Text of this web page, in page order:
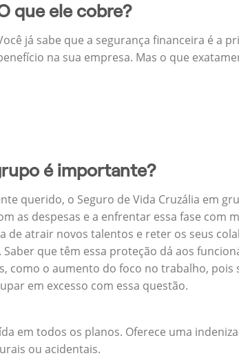
que ele cobre?
já sabe que a segurança financeira é a
na sua empresa. Mas o que
é importante?
querido, o Seguro de Vida Cruzália em
as despesas e a enfrentar essa fase com
de atrair novos talentos e reter os seus
que têm essa proteção dá aos
como o aumento do foco no trabalho, pois
em excesso com essa questão.
em todos os planos. Oferece uma
ou acidentais.